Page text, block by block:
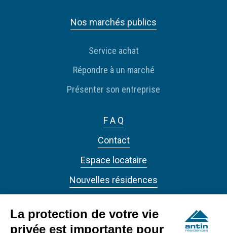
Nos marchés publics
Service achat
Répondre à un marché
Présenter son entreprise
F A Q
Contact
Espace locataire
Nouvelles résidences
La protection de votre vie
privée est importante pour